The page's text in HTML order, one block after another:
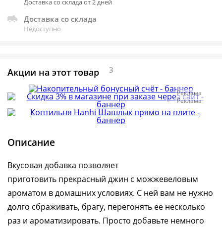
Доставка со склада от 2 дней
Доставка со склада
Недоступно
Акции на этот товар 3
Реклама
Реклама
Описание
Вкусовая добавка позволяет
приготовить прекрасный джин с можжевеловым
ароматом в домашних условиях. С ней вам не нужно
долго сбраживать, брагу, перегонять ее несколько
раз и ароматизировать. Просто добавьте немного